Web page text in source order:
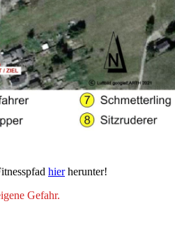
hierherunter!
Gefahr.